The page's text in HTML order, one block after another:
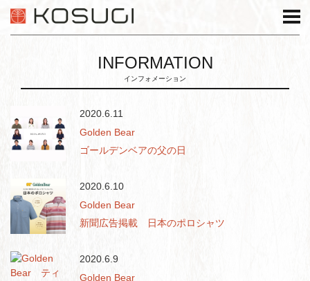
INFORMATION
インフォメーション
2020.6.11
Golden Bear
ゴールデンベアの父の日
2020.6.10
Golden Bear
新聞広告掲載 日本のポロシャツ
2020.6.9
Golden Bear